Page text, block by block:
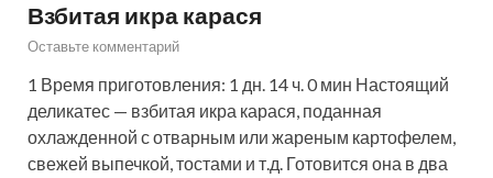
Взбитая икра карася
Оставьте комментарий
1 Время приготовления: 1 дн. 14 ч. 0 мин Настоящий
деликатес — взбитая икра карася, поданная
охлажденной с отварным или жареным картофелем,
свежей выпечкой, тостами и т.д. Готовится она в два